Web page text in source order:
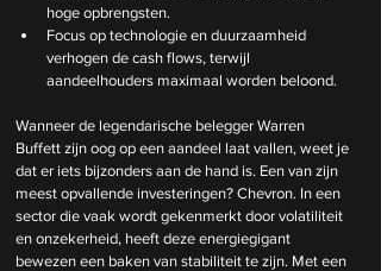
hoge opbrengsten.
Focus op technologie en duurzaamheid
verhogen de cash flows, terwijl
aandeelhouders maximaal worden beloond.
Wanneer de legendarische belegger Warren
Buffett zijn oog op een aandeel laat vallen, weet je
dat er iets bijzonders aan de hand is. Een van zijn
meest opvallende investeringen? Chevron. In een
sector die vaak wordt gekenmerkt door volatiliteit
en onzekerheid, heeft deze energiegigant
bewezen een baken van stabiliteit te zijn. Met een